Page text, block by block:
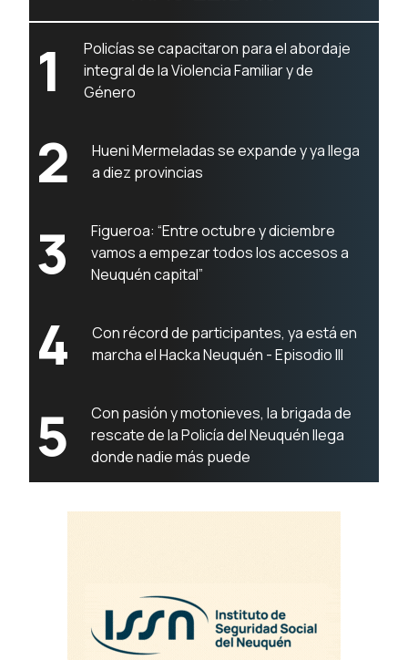
1
Policías se capacitaron para el abordaje
integral de la Violencia Familiar y de
Género
2
Hueni Mermeladas se expande y ya llega
a diez provincias
3
Figueroa: “Entre octubre y diciembre
vamos a empezar todos los accesos a
Neuquén capital”
4
Con récord de participantes, ya está en
marcha el Hacka Neuquén - Episodio III
5
Con pasión y motonieves, la brigada de
rescate de la Policía del Neuquén llega
donde nadie más puede